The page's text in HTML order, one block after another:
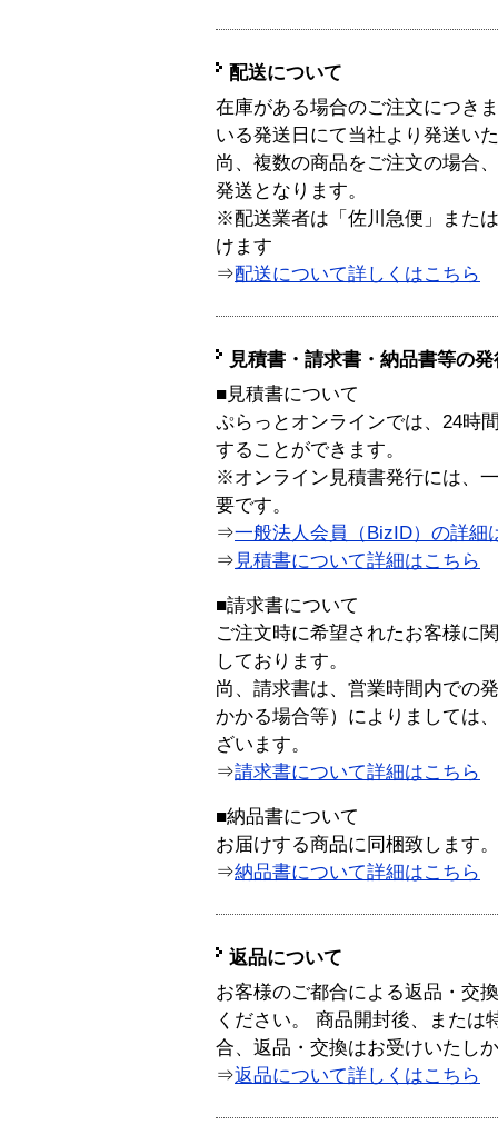
配送について
在庫がある場合のご注文につき
いる発送日にて当社より発送い
尚、複数の商品をご注文の場合
発送となります。
※配送業者は「佐川急便」また
けます
⇒配送について詳しくはこちら
見積書・請求書・納品書等の
■見積書について
ぷらっとオンラインでは、24時
することができます。
※オンライン見積書発行には、
要です。
⇒一般法人会員（BizID）の詳細
⇒ 見積書について詳細はこちら
■請求書について
ご注文時に希望されたお客様に
しております。
尚、請求書は、営業時間内での
かかる場合等）によりましては
ざいます。
⇒請求書について詳細はこちら
■納品書について
お届けする商品に同梱致します。
⇒納品書について詳細はこちら
返品について
お客様のご都合による返品・交
ください。 商品開封後、または
合、返品・交換はお受けいたし
⇒返品について詳しくはこちら